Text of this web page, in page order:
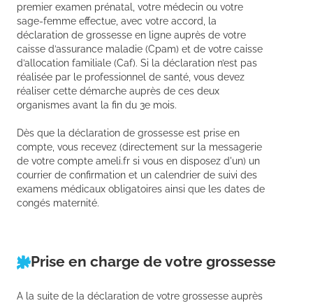
premier examen prénatal, votre médecin ou votre
sage-femme effectue, avec votre accord, la
déclaration de grossesse en ligne auprès de votre
caisse d’assurance maladie (Cpam) et de votre caisse
d’allocation familiale (Caf). Si la déclaration n’est pas
réalisée par le professionnel de santé, vous devez
réaliser cette démarche auprès de ces deux
organismes avant la fin du 3e mois.
Dès que la déclaration de grossesse est prise en
compte, vous recevez (directement sur la messagerie
de votre compte ameli.fr si vous en disposez d'un) un
courrier de confirmation et un calendrier de suivi des
examens médicaux obligatoires ainsi que les dates de
congés maternité.
Prise en charge de votre grossesse
A la suite de la déclaration de votre grossesse auprès